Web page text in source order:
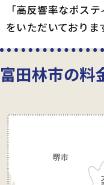
「高反響率なポス
をいただいておりま
富田林市の料